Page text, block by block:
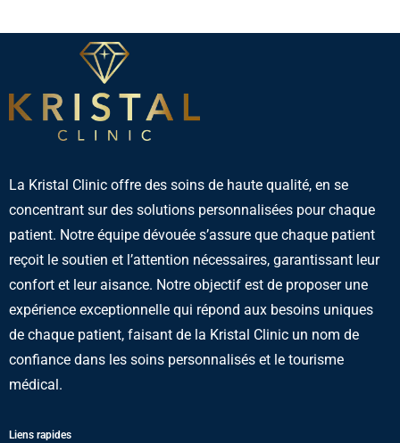
La Kristal Clinic offre des soins de haute qualité, en se
concentrant sur des solutions personnalisées pour chaque
patient. Notre équipe dévouée s’assure que chaque patient
reçoit le soutien et l’attention nécessaires, garantissant leur
confort et leur aisance. Notre objectif est de proposer une
expérience exceptionnelle qui répond aux besoins uniques
de chaque patient, faisant de la Kristal Clinic un nom de
confiance dans les soins personnalisés et le tourisme
médical.
Liens rapides